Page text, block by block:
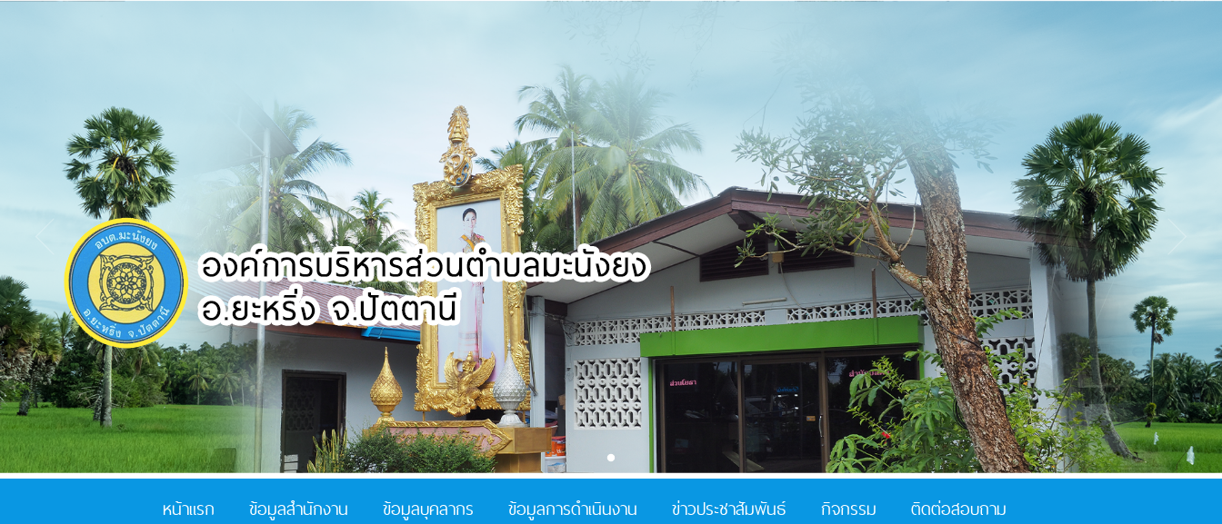
หน้าแรก ข้อมูลสำนักงาน ข้อมูลบุคลากร ข้อมูลการดำเนินงาน ข่าวประชาสัมพันธ์ กิจกรรม ติดต่อสอบถาม